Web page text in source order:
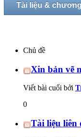
Tài liệu &
Chủ đề
Xin bản vẽ
Viết bài cuối bởi
0
Tài liệu liên